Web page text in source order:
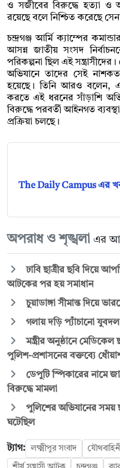
ও সজীবের বিরুদ্ধে হত্যা ও
রয়েছে বলে নিশ্চিত করেছে
চন্দ্রগঞ্জ আর্মি ক্যাম্পের
আসন্ন জাতীয় সংসদ
পরিকল্পনা ছিল এই
অভিযানে তাদের সেই
হয়েছে। তিনি আরও বলেন,
করতে এই ধরনের সাঁড়াশি
বিরুদ্ধে পরবর্তী আইনগত ব্যবস্থা
প্রক্রিয়া চলছে।
The Daily Campus এর
অপরাধ ও শৃঙ্খলা এর
ঢাবি ছাত্রীর ছবি দিয়ে
আটকের পর হয় সমাধান
চুয়াডাঙ্গা সীমান্ত দিয়ে
গলায় দড়ি প্যাঁচানো
মন্ত্রীর অনুষ্ঠানে মেডিকেল
পুলিশ-প্রশাসনের বক্তব্যে
ডেপুটি স্পিকারের নামে
বিরুদ্ধে মামলা
পুলিশের অভিযানের সময়
ঘটেছিল
ট্যাগ: লক্ষ্মীপুর সংবাদ